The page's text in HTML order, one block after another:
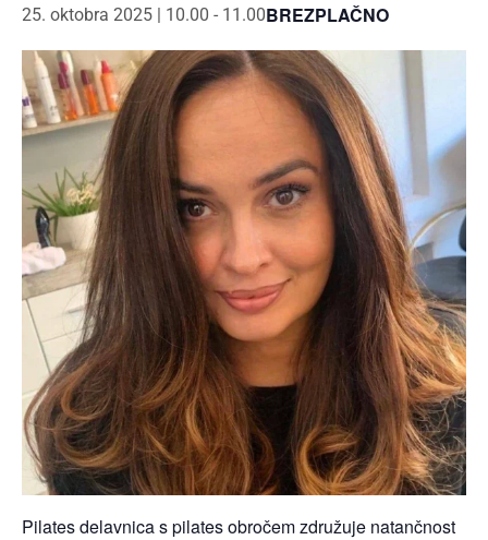
25. oktobra 2025 | 10.00 - 11.00BREZPLAČNO
Pilates delavnica s pilates obročem združuje natančnost